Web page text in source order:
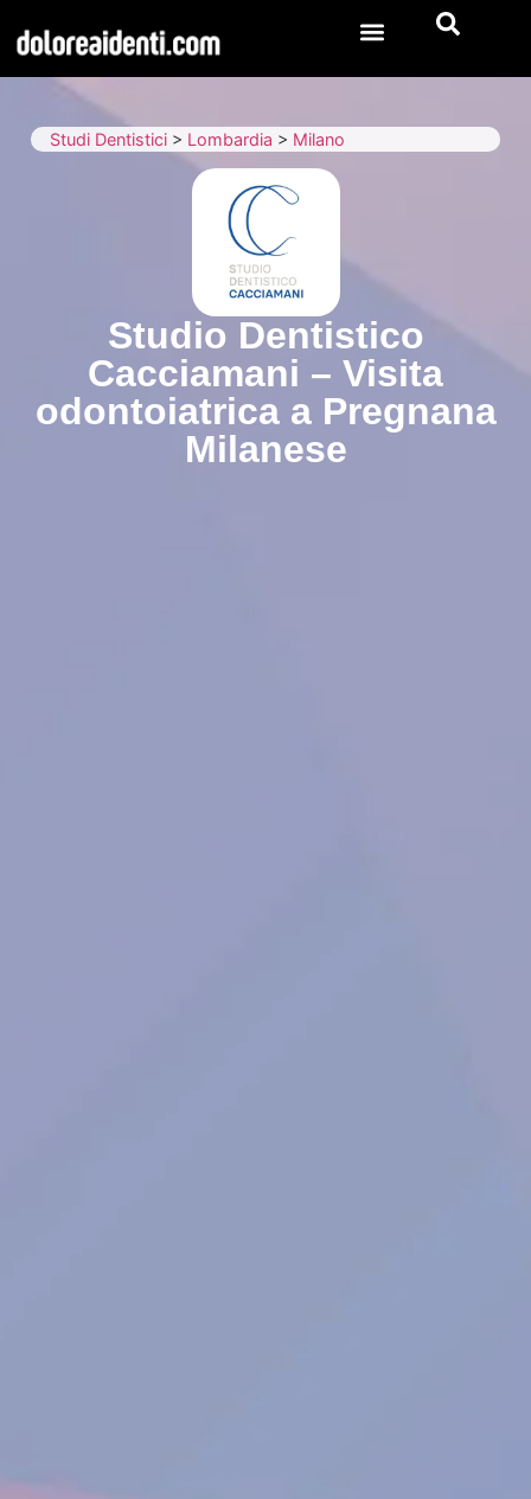
Studi Dentistici > Lombardia > Milano
Studio Dentistico
Cacciamani – Visita
odontoiatrica a Pregnana
Milanese